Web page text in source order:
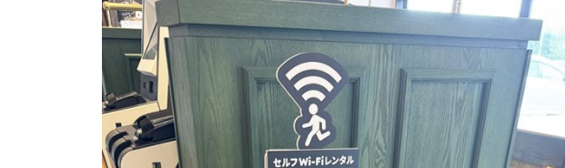
고객 센터 (English)
문의 (Japanse)
문의 (English)